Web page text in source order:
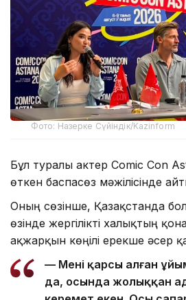
Фото: Назерке Сүйіндік/Kazinform
Бұл туралы актер Comic Con
өткен баспасөз мәжілісінде
Оның сөзінше, Қазақстанда
өзінде жергілікті халықтың
ақжарқын көңілі ерекше әсер
— Мені қарсы алған
да, осында жолыққан